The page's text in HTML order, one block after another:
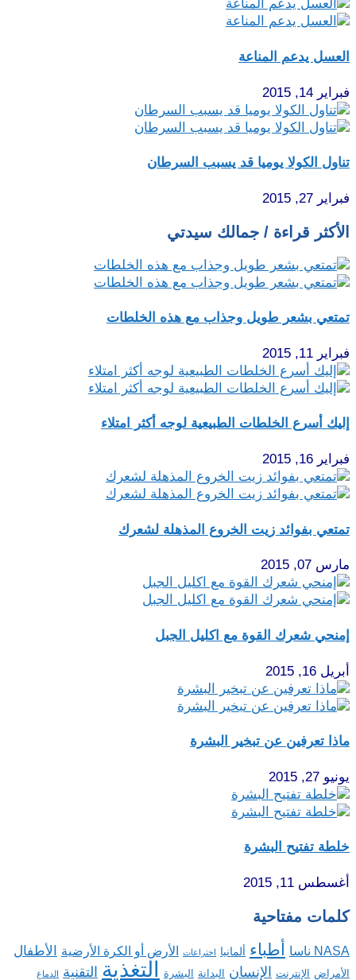
العسل يدعم المناعة
فبراير 14, 2015
تناول الكولا يوميا قد يسبب السرطان
فبراير 27, 2015
الأكثر قراءة / جمالك سيدتي
تمتعي بشعر طويل وجذاب مع هذه الخلطات
فبراير 11, 2015
إليك أسرع الخلطات الطبيعية لوجه أكثر امتلاء
فبراير 16, 2015
تمتعي بفوائد زيت الخروع المذهلة لشعرك
مارس 07, 2015
إمنحي شعرك القوة مع اكليل الجبل
أبريل 16, 2015
ماذا تعرفين عن تبخير البشرة
يونيو 27, 2015
خلطة تفتيح البشرة
أغسطس 11, 2015
كلمات مفتاحية
NASA ناسا أطباء ألمانيا اختراعات الأرض أو الكرة الأرضية الأطفال
الأمراض الإنترنت الإنسان البدانة البشرة التغذية التقنية الدماغ